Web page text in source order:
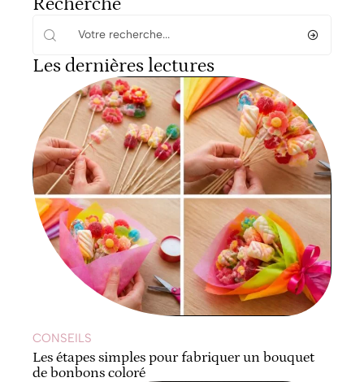
Les dernières lectures
CONSEILS
Les étapes simples pour fabriquer un bouquet
de bonbons coloré